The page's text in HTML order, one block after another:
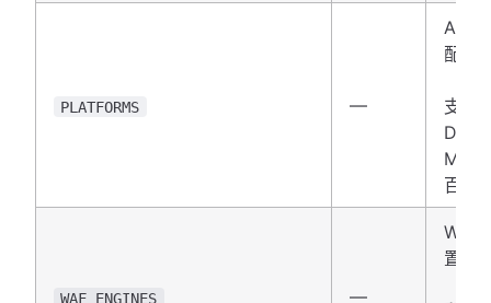
PLATFORMS —
AI 平
配置
支持
百炼
WAF_ENGINES —
WAF
置